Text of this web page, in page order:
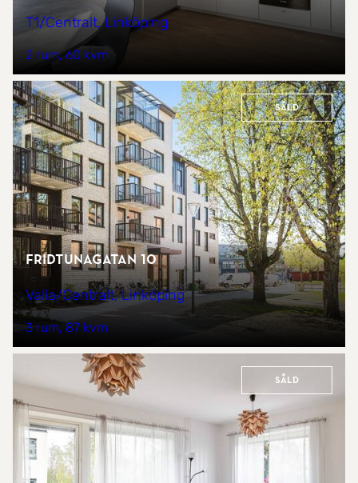
T1/Centralt, Linköping
2 rum 60 kvm
Såld
Fridtunagatan 10
Valla/Centralt, Linköping
3 rum 87 kvm
Såld